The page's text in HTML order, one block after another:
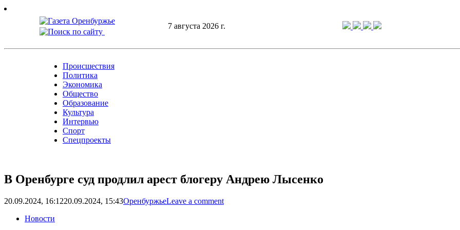
Skip
7 августа 2026 г.
Происшествия
Политика
Экономика
Общество
Образование
Культура
Интервью
Спорт
Спецпроекты
В Оренбурге суд продлил арест блогеру Андрею Лысенко
20.09.2024, 16:1220.09.2024, 15:43ОренбуржьеLeave a comment
Новости